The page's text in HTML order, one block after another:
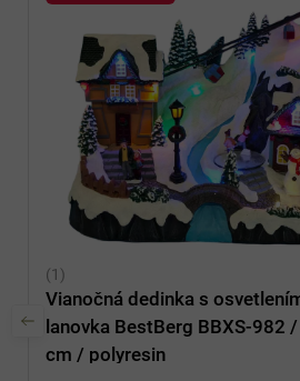
Vianočná dedinka s
lanovka BestBerg BBXS-982
cm / polyresin